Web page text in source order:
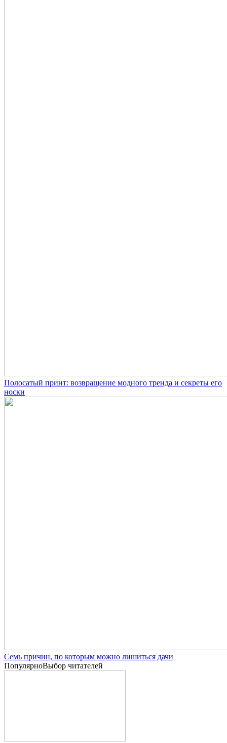
Полосатый принт: возвращение модного тренда и секреты его
носки
Семь причин, по которым можно лишиться дачи
ПопулярноВыбор читателей